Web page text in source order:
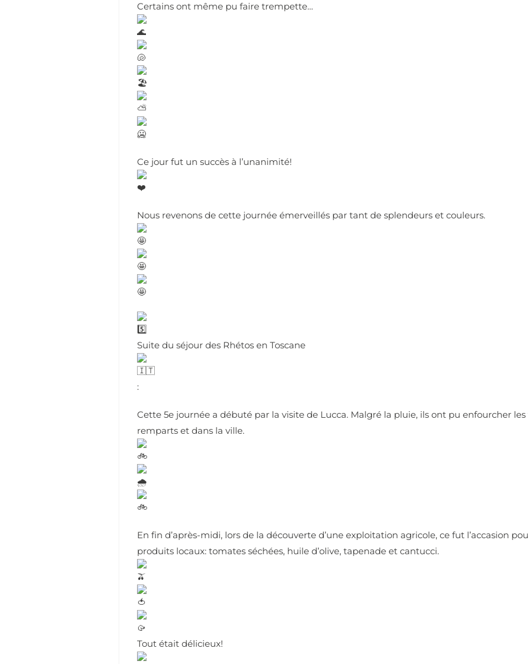
Certains ont même pu faire trempette…
Ce jour fut un succès à l’unanimité!
Nous revenons de cette journée émerveillés par tant de splendeurs et couleurs.
Suite du séjour des Rhétos en Toscane
:
Cette 5e journée a débuté par la visite de Lucca. Malgré la pluie, ils ont pu enfourcher
remparts et dans la ville.
En fin d’après-midi, lors de la découverte d’une exploitation agricole, ce fut l’accasion
produits locaux: tomates séchées, huile d’olive, tapenade et cantucci.
Tout était délicieux!